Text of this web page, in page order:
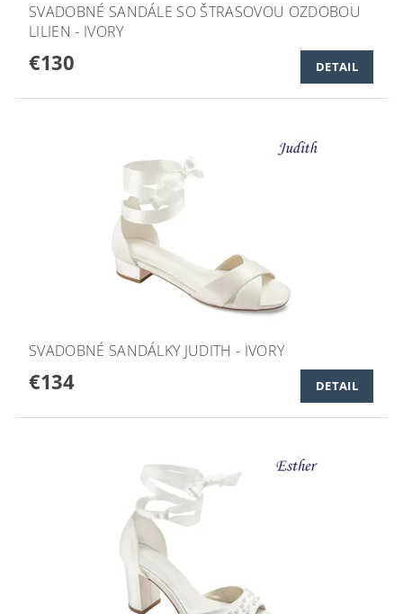
SVADOBNÉ SANDÁLE SO ŠTRASOVOU OZDOBOU
LILIEN - IVORY
€130 DETAIL
SVADOBNÉ SANDÁLKY JUDITH - IVORY
€134 DETAIL